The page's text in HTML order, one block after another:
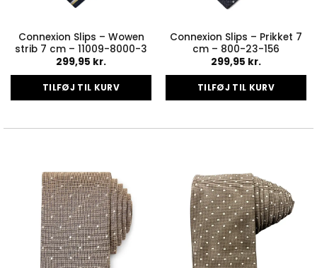
Connexion Slips – Wowen
strib 7 cm – 11009-8000-3
299,95 kr.
TILFØJ TIL KURV
Connexion Slips – Prikket 7
cm – 800-23-156
299,95 kr.
TILFØJ TIL KURV